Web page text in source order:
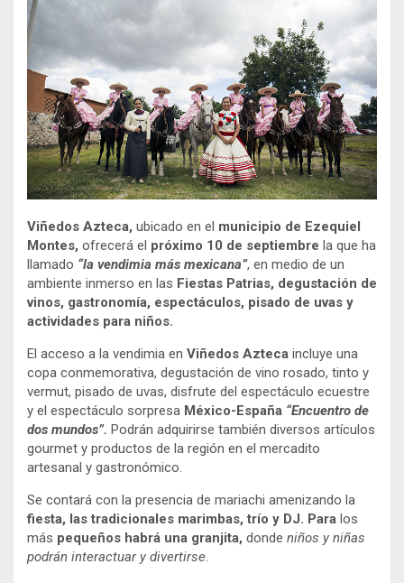
Viñedos Azteca, ubicado en el municipio de Ezequiel
Montes, ofrecerá el próximo 10 de septiembre la que ha
llamado “la vendimia más mexicana”, en medio de un
ambiente inmerso en las Fiestas Patrias, degustación de
vinos, gastronomía, espectáculos, pisado de uvas y
actividades para niños.
El acceso a la vendimia en Viñedos Azteca incluye una
copa conmemorativa, degustación de vino rosado, tinto y
vermut, pisado de uvas, disfrute del espectáculo ecuestre
y el espectáculo sorpresa México-España “Encuentro de
dos mundos”. Podrán adquirirse también diversos artículos
gourmet y productos de la región en el mercadito
artesanal y gastronómico.
Se contará con la presencia de mariachi amenizando la
fiesta, las tradicionales marimbas, trío y DJ. Para los
más pequeños habrá una granjita, donde niños y niñas
podrán interactuar y divertirse